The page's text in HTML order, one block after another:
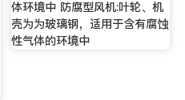
体环境中 防腐型风机:叶轮、机
壳为为玻璃钢，适用于含有腐蚀
性气体的环境中